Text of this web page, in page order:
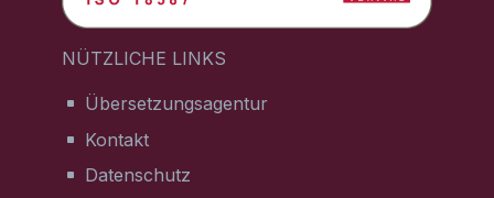
NÜTZLICHE LINKS
Übersetzungsagentur
Kontakt
Datenschutz